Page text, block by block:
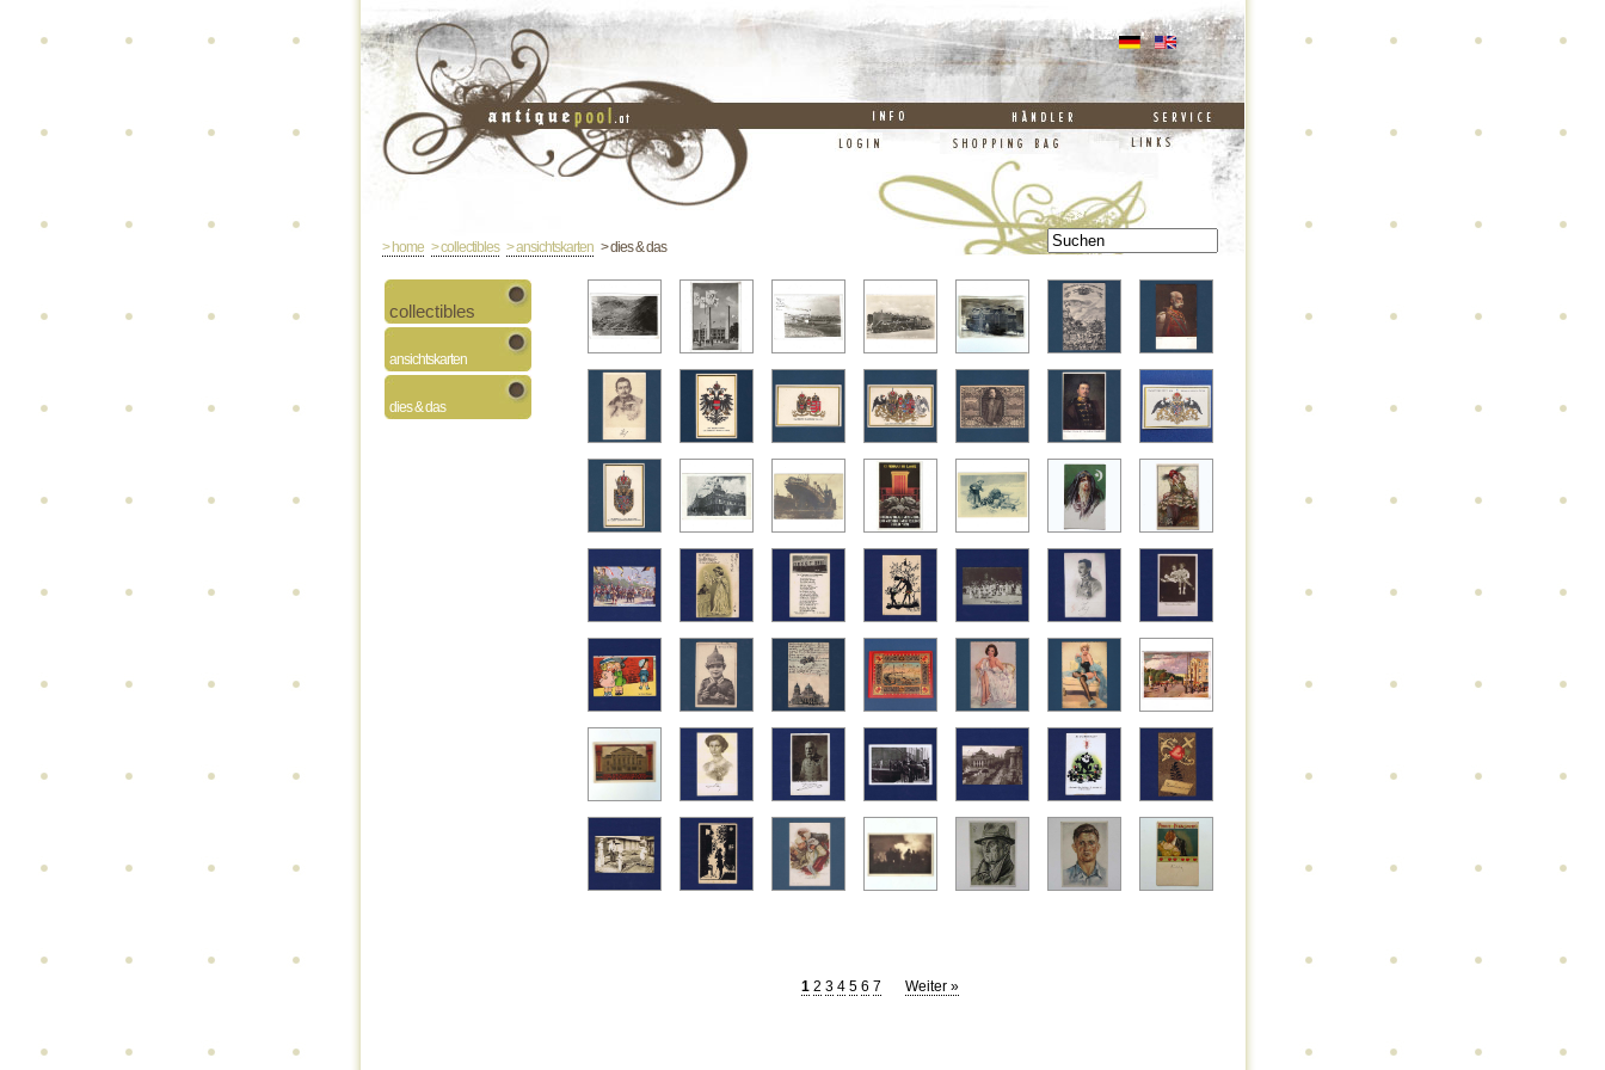
> home > collectibles > ansichtskarten > dies & das
collectibles
ansichtskarten
dies & das
1 2 3 4 5 6 7 Weiter »